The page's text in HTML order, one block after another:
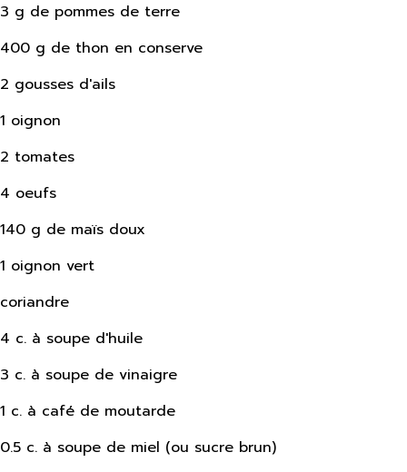
3 g de pommes de terre
400 g de thon en conserve
2 gousses d'ails
1 oignon
2 tomates
4 oeufs
140 g de maïs doux
1 oignon vert
coriandre
4 c. à soupe d'huile
3 c. à soupe de vinaigre
1 c. à café de moutarde
0.5 c. à soupe de miel (ou sucre brun)